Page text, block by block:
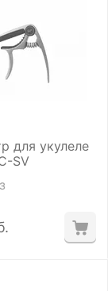
для укулеле
SV